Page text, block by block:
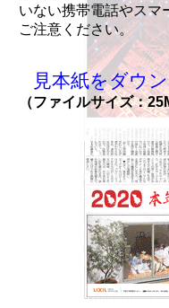
いない携帯電話やスマ
ご注意ください。
見本紙をダウ
（ファイルサイズ：